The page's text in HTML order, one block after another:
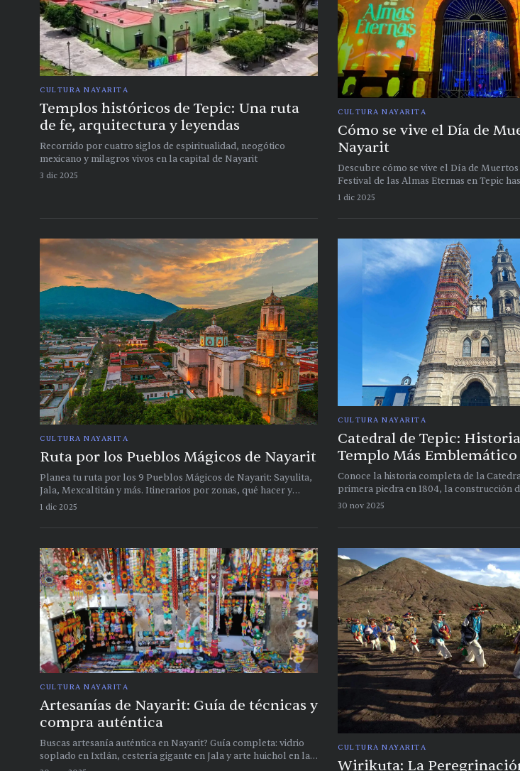
CULTURA NAYARITA
Templos históricos de Tepic: Una ruta
de fe, arquitectura y leyendas
Recorrido por cuatro siglos de espiritualidad, neogótico
mexicano y milagros vivos en la capital de Nayarit
3 dic 2025
CULTURA NAYARITA
Cómo se vive el Día de
Nayarit
Descubre cómo se vive el Día de
Festival de las Almas Eternas en Tepic
Sayulita y Xalisco. Guía de altares y
1 dic 2025
CULTURA NAYARITA
Ruta por los Pueblos Mágicos de Nayarit
Planea tu ruta por los 9 Pueblos Mágicos de Nayarit: Sayulita,
Jala, Mexcaltitán y más. Itinerarios por zonas, qué hacer y
consejos para tu viaje 2025
1 dic 2025
CULTURA NAYARITA
Catedral de Tepic:
Templo Más
Conoce la historia completa de la
primera piedra en 1804, la construcción
neogóticas, hasta los sismos que la han
30 nov 2025
CULTURA NAYARITA
Artesanías de Nayarit: Guía de técnicas y
compra auténtica
Buscas artesanía auténtica en Nayarit? Guía completa: vidrio
soplado en Ixtlán, cestería gigante en Jala y arte huichol en la
CULTURA NAYARITA
Wirikuta: La